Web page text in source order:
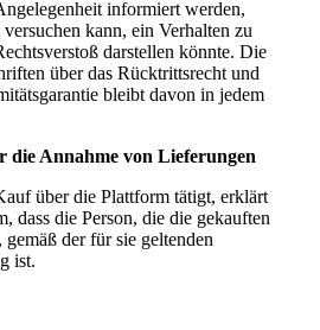
informiert werden,
kann, ein Verhalten zu
darstellen könnte. Die
über das Rücktrittsrecht und
bleibt davon in jedem
die Annahme von Lieferungen
über die Plattform tätigt, erklärt
dass die Person, die die gekauften
der für sie geltenden
ist.